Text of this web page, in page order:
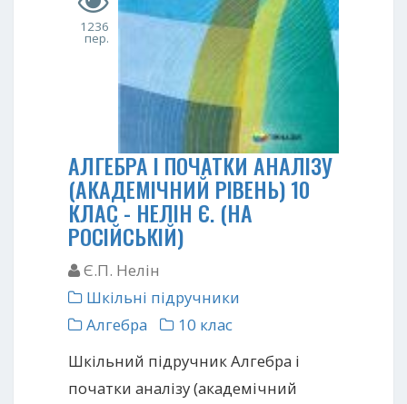
1236
пер.
АЛГЕБРА І ПОЧАТКИ АНАЛІЗУ
(АКАДЕМІЧНИЙ РІВЕНЬ) 10
КЛАС - НЕЛІН Є. (НА
РОСІЙСЬКІЙ)
Є.П. Нелін
Шкільні підручники
Алгебра
10 клас
Шкільний підручник Алгебра і
початки аналізу (академічний